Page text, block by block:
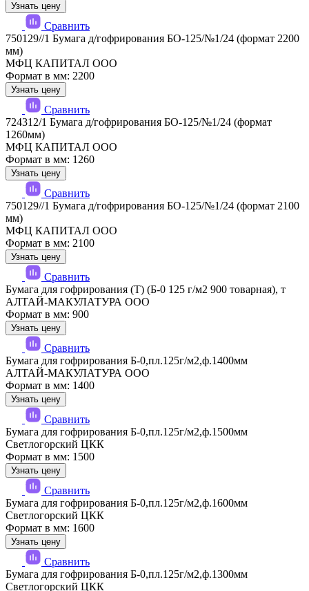
Узнать цену
Сравнить
750129//1 Бумага д/гофрирования БО-125/№1/24 (формат 2200
мм)
МФЦ КАПИТАЛ ООО
Формат в мм: 2200
Узнать цену
Сравнить
724312/1 Бумага д/гофрирования БО-125/№1/24 (формат
1260мм)
МФЦ КАПИТАЛ ООО
Формат в мм: 1260
Узнать цену
Сравнить
750129//1 Бумага д/гофрирования БО-125/№1/24 (формат 2100
мм)
МФЦ КАПИТАЛ ООО
Формат в мм: 2100
Узнать цену
Сравнить
Бумага для гофрирования (Т) (Б-0 125 г/м2 900 товарная), т
АЛТАЙ-МАКУЛАТУРА ООО
Формат в мм: 900
Узнать цену
Сравнить
Бумага для гофрирования Б-0,пл.125г/м2,ф.1400мм
АЛТАЙ-МАКУЛАТУРА ООО
Формат в мм: 1400
Узнать цену
Сравнить
Бумага для гофрирования Б-0,пл.125г/м2,ф.1500мм
Светлогорский ЦКК
Формат в мм: 1500
Узнать цену
Сравнить
Бумага для гофрирования Б-0,пл.125г/м2,ф.1600мм
Светлогорский ЦКК
Формат в мм: 1600
Узнать цену
Сравнить
Бумага для гофрирования Б-0,пл.125г/м2,ф.1300мм
Светлогорский ЦКК